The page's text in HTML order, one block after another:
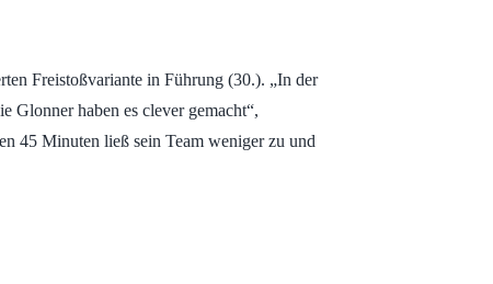
Freistoßvariante in Führung (30.). „In der
Glonner haben es clever gemacht“,
45 Minuten ließ sein Team weniger zu und